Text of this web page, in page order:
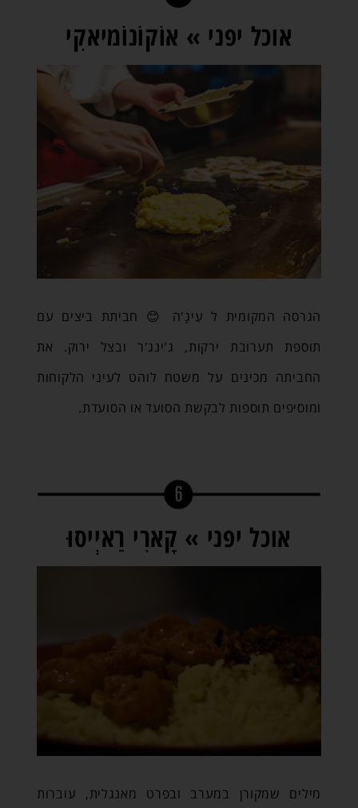
אוכל יפני » אוֹקוֹנוֹמיאקִי
הגרסה המקומית ל עִיגָ'ה 😊 חביתת ביצים עם
תוספת תערובת ירקות, ג'ינג'ר ובצל ירוק. את
החביתה מכינים על משטח לוהט לעיני הלקוחות
ומוסיפים תוספות לבקשת הסועד או הסועדת.
אוכל יפני » קָארִי רַאיְיסוּ
מילים שמקורן במערב ובפרט מאנגלית, עוברות